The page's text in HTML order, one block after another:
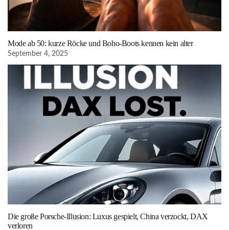
Mode ab 50: kurze Röcke und Boho-Boots kennen kein alter
September 4, 2025
Die große Porsche-Illusion: Luxus gespielt, China verzockt, DAX
verloren